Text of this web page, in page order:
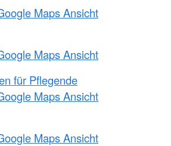
Maps Ansicht
Maps Ansicht
für Pflegende
Maps Ansicht
Maps Ansicht